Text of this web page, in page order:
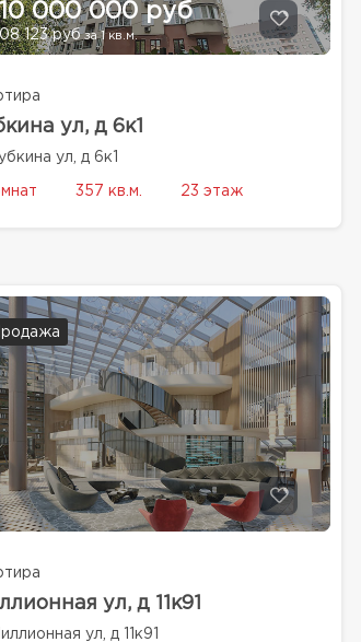
000 000 руб
123 рубза 1 кв.м.
ул, д 6к1
ул, д 6к1
357 кв.м. 23 этаж
ул, д 11к91
ул, д 11к91